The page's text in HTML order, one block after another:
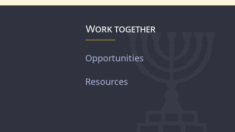
Work together
Opportunities
Resources